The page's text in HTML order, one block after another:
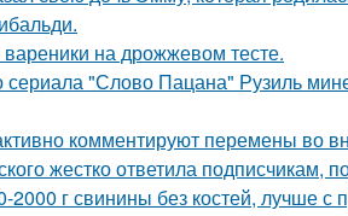
на дрожжевом тесте.
"Слово Пацана" Рузиль
комментируют перемены во
жестко ответила подписчикам,
2000 г свинины без костей, лучше с